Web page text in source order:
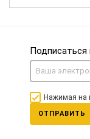
Подписаться
Нажимая на
ОТПРАВИТЬ